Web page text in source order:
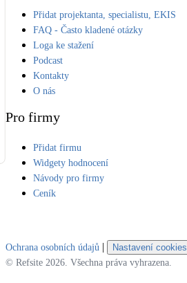
Přidat projektanta, specialistu, EKIS
FAQ - Často kladené otázky
Loga ke stažení
Podcast
Kontakty
O nás
Pro firmy
Přidat firmu
Widgety hodnocení
Návody pro firmy
Ceník
Ochrana osobních údajů |
Nastavení cookies
© Refsite 2026. Všechna práva vyhrazena.